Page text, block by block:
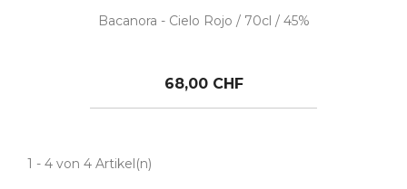
Bacanora - Cielo Rojo / 70cl / 45%
68,00 CHF
1 - 4 von 4 Artikel(n)